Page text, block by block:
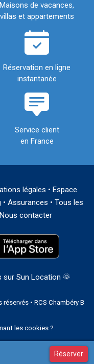
Réserver
Maisons de vacances,
villas et appartements
Réservation en ligne
instantanée
Service client
en France
légales • Espace
• Assurances • Tous les
Nous contacter
sur Sun Location 🌞
• RCS Chambéry B
les cookies ?